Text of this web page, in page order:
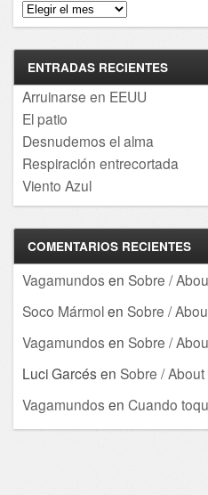
Archivos
ENTRADAS RECIENTES
Arruinarse en EEUU
El patio
Desnudemos el alma
Respiración entrecortada
Viento Azul
COMENTARIOS RECIENTES
Vagamundos en Sobre /
Soco Mármolen Sobre /
Vagamundos en Sobre /
Luci Garcés en Sobre /
Vagamundos en Cuando